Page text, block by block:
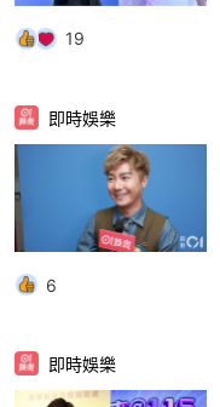
19
即時娛樂
6
即時娛樂